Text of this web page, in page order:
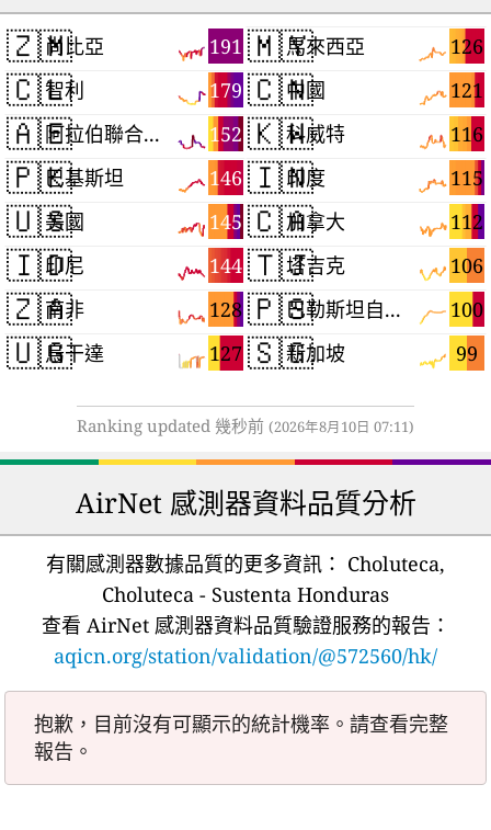
🇿🇲 191
尚比亞
🇨🇱 179
智利
🇦🇪 152
阿拉伯聯合大公國
🇵🇰 146
巴基斯坦
🇺🇸 145
美國
🇮🇩 144
印尼
🇿🇦 128
南非
🇺🇬 127
烏干達
🇲🇾 126
馬來西亞
🇨🇳 121
中國
🇰🇼 116
科威特
🇮🇳 115
印度
🇨🇦 112
加拿大
🇹🇯 106
塔吉克
🇵🇸 100
巴勒斯坦自治區
🇸🇬 99
新加坡
Ranking updated 幾秒前 (2026年8月10日 07:11)
AirNet 感測器資料品質分析
有關感測器數據品質的更多資訊： Choluteca,
Choluteca - Sustenta Honduras
查看 AirNet 感測器資料品質驗證服務的報告：
aqicn.org/station/validation/@572560/hk/
抱歉，目前沒有可顯示的統計機率。請查看完整
報告。